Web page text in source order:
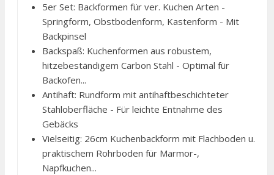
5er Set: Backformen für ver. Kuchen Arten -
Springform, Obstbodenform, Kastenform - Mit
Backpinsel
Backspaß: Kuchenformen aus robustem,
hitzebeständigem Carbon Stahl - Optimal für
Backofen...
Antihaft: Rundform mit antihaftbeschichteter
Stahloberfläche - Für leichte Entnahme des
Gebäcks
Vielseitig: 26cm Kuchenbackform mit Flachboden u.
praktischem Rohrboden für Marmor-,
Napfkuchen...